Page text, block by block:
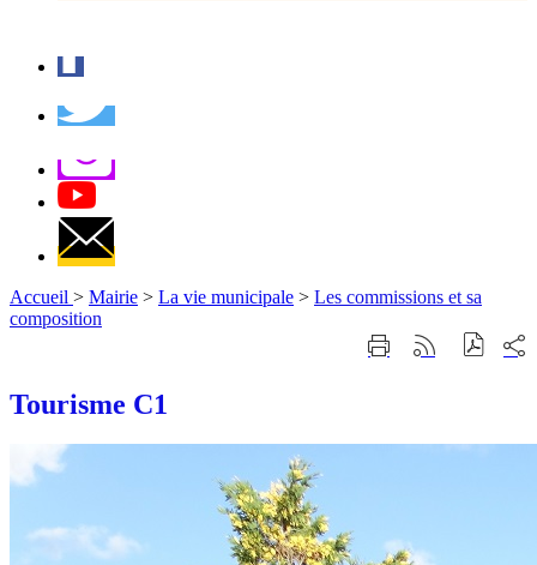
Accueil > Mairie > La vie municipale > Les commissions et sa
composition
ImprimerGénérer
sur
Tourisme C1